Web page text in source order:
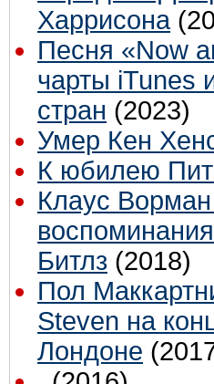
Харрисона
Песня «Now
чарты iTunes
стран (2023)
Умер Кен
К юбилею
Клаус
Битлз (2018)
Пол
Steven на
Лондоне